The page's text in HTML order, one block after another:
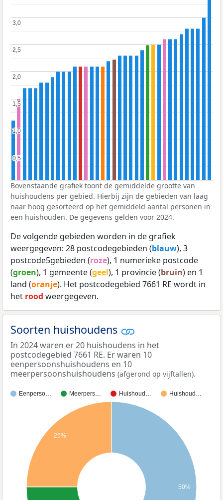
0,5
0,5
1,0
1,0
1,5
1,5
2,0
2,0
2,5
2,5
3,0
3,0
Bovenstaande grafiek toont de gemiddelde grootte van
huishoudens per gebied. Hierbij zijn de gebieden van laag
naar hoog gesorteerd op het gemiddeld aantal personen in
een huishouden. De gegevens gelden voor 2024.
De volgende gebieden worden in de grafiek
weergegeven: 28 postcodegebieden (blauw), 3
postcode5gebieden (roze), 1 numerieke postcode
(groen), 1 gemeente (geel), 1 provincie (bruin) en 1
land (oranje). Het postcodegebied 7661 RE wordt in
het rood weergegeven.
Soorten huishoudens
In 2024 waren er 20 huishoudens in het
postcodegebied 7661 RE. Er waren 10
eenpersoonshuishoudens en 10
meerpersoonshuishoudens (afgerond op vijftallen).
Eenperso… Meerpers… Huishoud… Huishoud…
25%
50%